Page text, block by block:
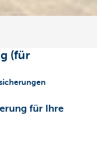
(für
für Ihre